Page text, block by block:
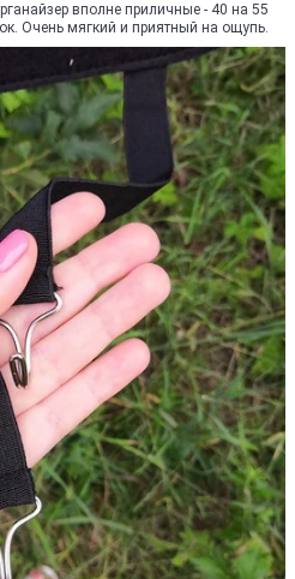
вполне приличные - 40 на 55
Очень мягкий и приятный на ощупь.